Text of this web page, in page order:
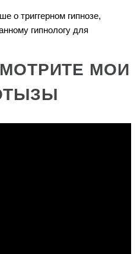
о триггерном гипнозе,
гипнологу для
МОИ